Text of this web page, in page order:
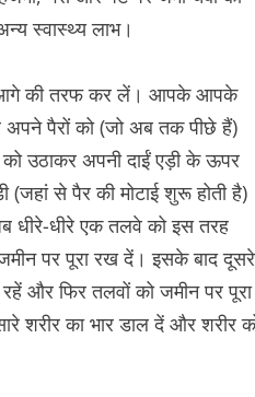
स्वास्थ्य लाभ।
आगे की तरफ कर लें। आपके आपके
अपने पैरों को (जो अब तक पीछे हैं)
उठाकर अपनी दाईं एड़ी के ऊपर
(जहां से पैर की मोटाई शुरू होती है)
धीरे-धीरे एक तलवे को इस तरह
पर पूरा रख दें। इसके बाद दूसरे
और फिर तलवों को जमीन पर पूरा
शरीर का भार डाल दें और शरीर